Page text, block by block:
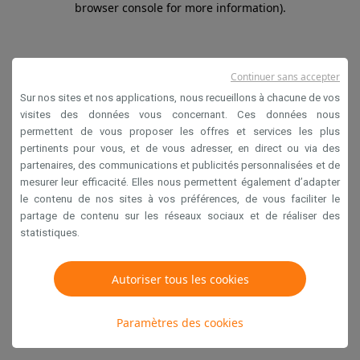
browser console for more information).
Sur nos sites et nos applications, nous recueillons à chacune de vos
visites des données vous concernant. Ces données nous
permettent de vous proposer les offres et services les plus
pertinents pour vous, et de vous adresser, en direct ou via des
partenaires, des communications et publicités personnalisées et de
mesurer leur efficacité. Elles nous permettent également d’adapter
le contenu de nos sites à vos préférences, de vous faciliter le
partage de contenu sur les réseaux sociaux et de réaliser des
statistiques.
Autoriser tous les cookies
Paramètres des cookies
Continuer sans accepter